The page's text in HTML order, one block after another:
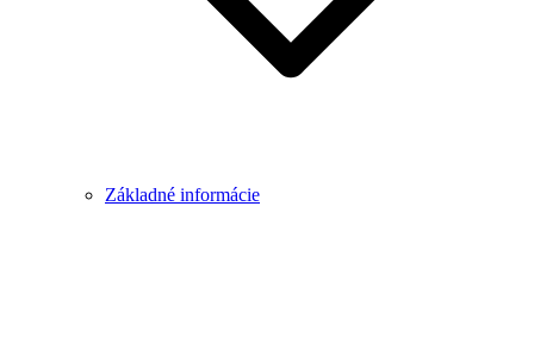
Základné informácie